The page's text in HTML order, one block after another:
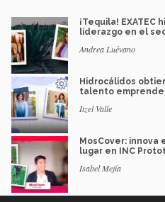
¡Tequila!
liderazgo en el
Andrea Luévano
Hidrocálidos
talento
Itzel Valle
MosCover: innova
lugar en INC
Isabel Mejía